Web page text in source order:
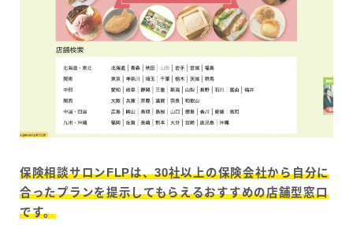
保険相談サロンFLPは、30社以上の保険会社から自分に
合ったプランを提示してもらえるおすすめの店舗型窓口
です。